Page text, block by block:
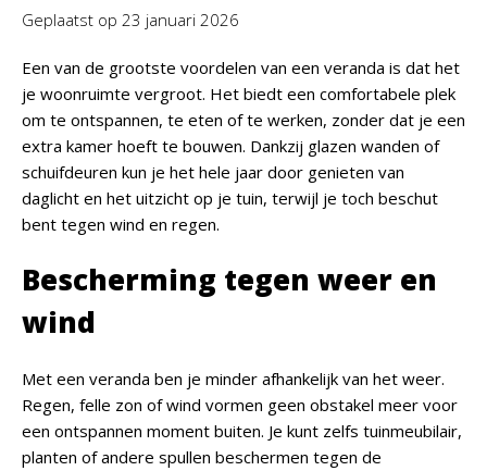
Geplaatst op 23 januari 2026
Een van de grootste voordelen van een veranda is dat het
je woonruimte vergroot. Het biedt een comfortabele plek
om te ontspannen, te eten of te werken, zonder dat je een
extra kamer hoeft te bouwen. Dankzij glazen wanden of
schuifdeuren kun je het hele jaar door genieten van
daglicht en het uitzicht op je tuin, terwijl je toch beschut
bent tegen wind en regen.
Bescherming tegen weer en
wind
Met een veranda ben je minder afhankelijk van het weer.
Regen, felle zon of wind vormen geen obstakel meer voor
een ontspannen moment buiten. Je kunt zelfs tuinmeubilair,
planten of andere spullen beschermen tegen de